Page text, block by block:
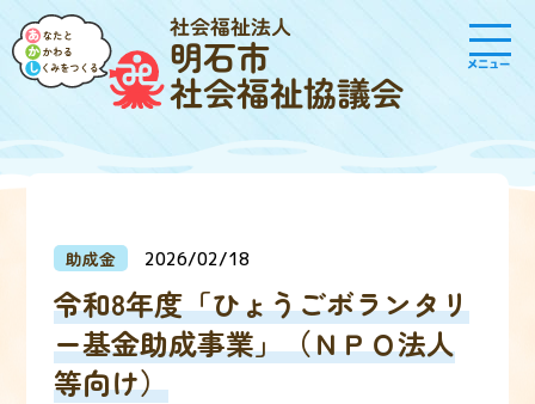
社会福祉法人
明石市
社会福祉協議会
メニュー
助成金 2026/02/18
令和8年度「ひょうごボランタリ
ー基金助成事業」（ＮＰＯ法人
等向け）